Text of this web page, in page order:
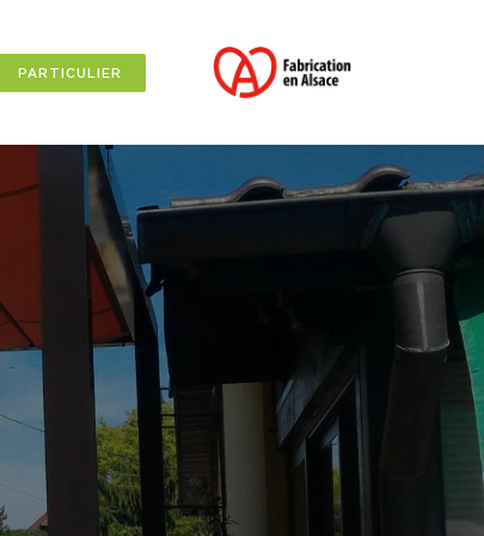
PARTICULIER